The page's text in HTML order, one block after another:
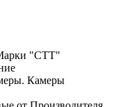
"СТТ"
Камеры